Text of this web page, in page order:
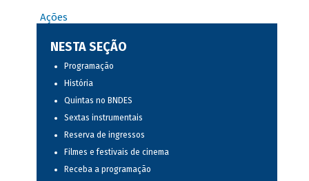
Ações
NESTA SEÇÃO
Programação
História
Quintas no BNDES
Sextas instrumentais
Reserva de ingressos
Filmes e festivais de cinema
Receba a programação